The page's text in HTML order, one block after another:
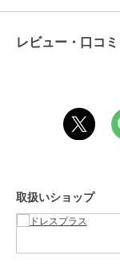
特徴
レビュー・口コミ
取扱いショップ